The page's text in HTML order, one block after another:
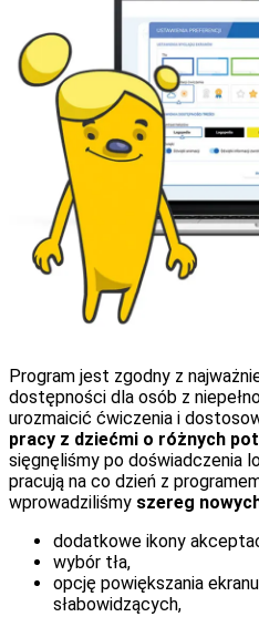
Program jest zgodny z
dostępności dla osób z
urozmaicić ćwiczenia i
pracy z dziećmi o różnych
sięgnęliśmy po doświadczenia
pracują na co dzień z
wprowadziliśmy szereg
dodatkowe ikony
wybór tła,
opcję powiększania
słabowidzących,